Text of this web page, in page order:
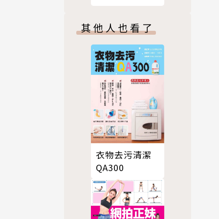
其他人也看了
衣物去污清潔
QA300